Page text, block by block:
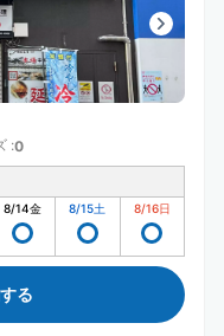
:0
8/14金 8/15土 8/16日
る